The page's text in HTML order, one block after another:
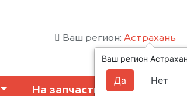
Ваш регион: Астрахань
На запчасти
Ваш регион
Да Нет